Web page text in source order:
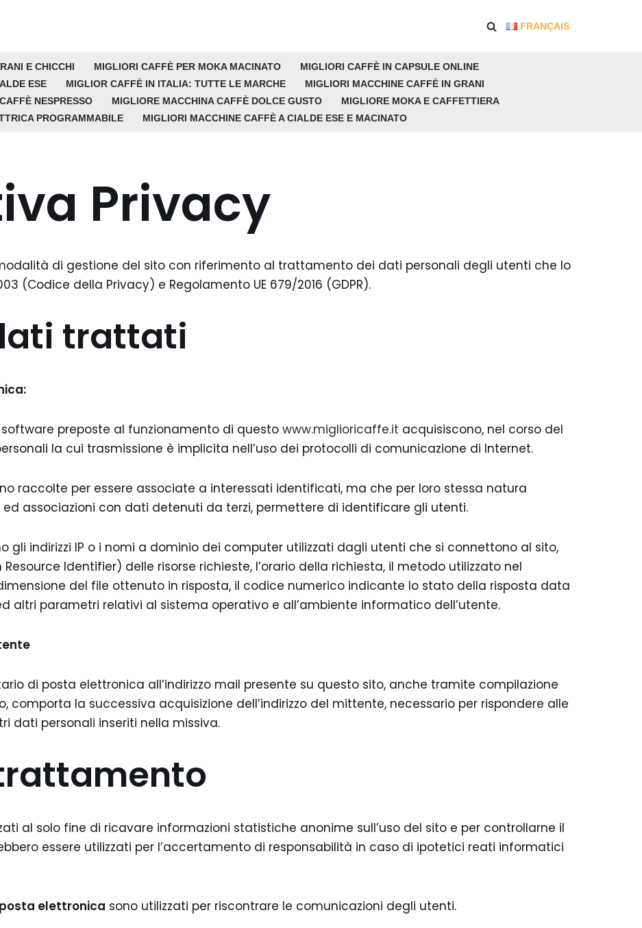
FRANÇAIS
E CHICCHI MIGLIORI CAFFÈ PER MOKA MACINATO
MIGLIORI CAFFÈ IN CAPSULE ONLINE
ESE
MIGLIOR CAFFÈ IN ITALIA: TUTTE LE MARCHE
MIGLIORI MACCHINE CAFFÈ IN GRANI
NESPRESSO
MIGLIORE MACCHINA CAFFÈ DOLCE GUSTO
MIGLIORE MOKA E CAFFETTIERA
PROGRAMMABILE
MIGLIORI MACCHINE CAFFÈ A CIALDE ESE E MACINATO
Privacy
di gestione del sito con riferimento al trattamento dei dati personali degli utenti che lo
(Codice della Privacy) e Regolamento UE 679/2016 (GDPR).
trattati
:
preposte al funzionamento di questo www.miglioricaffe.it acquisiscono, nel corso del
la cui trasmissione è implicita nell’uso dei protocolli di comunicazione di Internet.
raccolte per essere associate a interessati identificati, ma che per loro stessa natura
associazioni con dati detenuti da terzi, permettere di identificare gli utenti.
gli indirizzi IP o i nomi a dominio dei computer utilizzati dagli utenti che si connettono al sito,
Resource Identifier) delle risorse richieste, l’orario della richiesta, il metodo utilizzato nel
del file ottenuto in risposta, il codice numerico indicante lo stato della risposta data
altri parametri relativi al sistema operativo e all’ambiente informatico dell’utente.
di posta elettronica all’indirizzo mail presente su questo sito, anche tramite compilazione
la successiva acquisizione dell’indirizzo del mittente, necessario per rispondere alle
dati personali inseriti nella missiva.
al solo fine di ricavare informazioni statistiche anonime sull’uso del sito e per controllarne il
essere utilizzati per l’accertamento di responsabilità in caso di ipotetici reati informatici
elettronica sono utilizzati per riscontrare le comunicazioni degli utenti.